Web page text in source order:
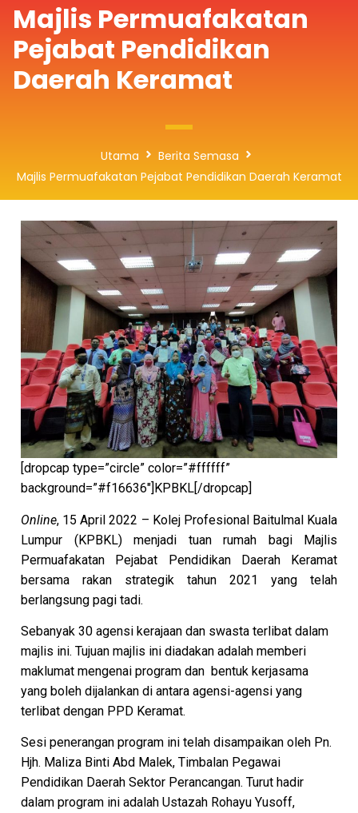
Majlis Permuafakatan
Pejabat Pendidikan
Daerah Keramat
Utama
Berita Semasa
Majlis Permuafakatan Pejabat Pendidikan Daerah Keramat
[dropcap type=”circle” color=”#ffffff”
background=”#f16636″]KPBKL[/dropcap]
Online, 15 April 2022 – Kolej Profesional Baitulmal Kuala
Lumpur (KPBKL) menjadi tuan rumah bagi Majlis
Permuafakatan Pejabat Pendidikan Daerah Keramat
bersama rakan strategik tahun 2021 yang telah
berlangsung pagi tadi.
Sebanyak 30 agensi kerajaan dan swasta terlibat dalam
majlis ini. Tujuan majlis ini diadakan adalah memberi
maklumat mengenai program dan bentuk kerjasama
yang boleh dijalankan di antara agensi-agensi yang
terlibat dengan PPD Keramat.
Sesi penerangan program ini telah disampaikan oleh Pn.
Hjh. Maliza Binti Abd Malek, Timbalan Pegawai
Pendidikan Daerah Sektor Perancangan. Turut hadir
dalam program ini adalah Ustazah Rohayu Yusoff,